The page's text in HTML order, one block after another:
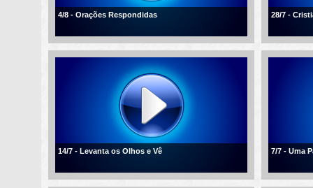
4/8 - Orações Respondidas 28/7 -
14/7 - Levanta os Olhos e Vê 7/7 - Uma